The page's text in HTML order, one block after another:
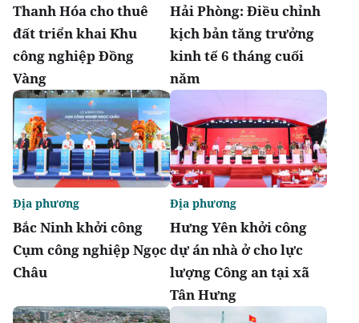
Thanh Hóa cho thuê
đất triển khai Khu
công nghiệp Đồng
Vàng
Hải Phòng: Điều chỉnh
kịch bản tăng trưởng
kinh tế 6 tháng cuối
năm
Bắc Ninh khởi công
Cụm công nghiệp Ngọc
Châu
Địa phương
Hưng Yên khởi công
dự án nhà ở cho lực
lượng Công an tại xã
Tân Hưng
Địa phương